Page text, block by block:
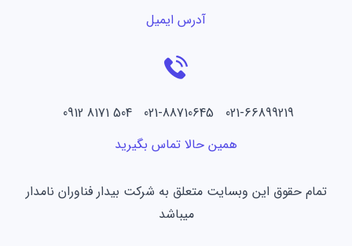
آدرس ایمیل
021-66899219 021-88710645 504 8171 0912
همین حالا تماس بگیرید
تمام حقوق این وبسایت متعلق به شرکت بیدار فناوران نامدار
میباشد